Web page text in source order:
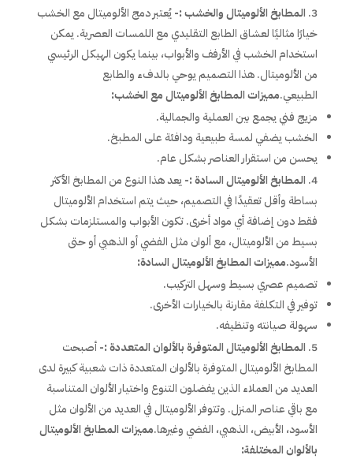
المطابخ الألوميتال والخشب :-يُعتبر دمج الألوميتال مع الخشب
خيارًا مثاليًا لعشاق الطابع التقليدي مع اللمسات العصرية. يمكن
استخدام الخشب في الأرفف والأبواب، بينما يكون الهيكل الرئيسي
من الألوميتال. هذا التصميم يوحي بالدفء والطابع
الطبيعي.مميزات المطابخ الألوميتال مع الخشب:
مزيج فني يجمع بين العملية والجمالية.
الخشب يضفي لمسة طبيعية ودافئة على المطبخ.
يحسن من استقرار العناصر بشكل عام.
المطابخ الألوميتال السادة :- يعد هذا النوع من المطابخ الأكثر
بساطة وأقل تعقيدًا في التصميم، حيث يتم استخدام الألوميتال
فقط دون إضافة أي مواد أخرى. تكون الأبواب والمستلزمات بشكل
بسيط من الألوميتال، مع ألوان مثل الفضي أو الذهبي أو حتى
الأسود.مميزات المطابخ الألوميتال السادة:
تصميم عصري بسيط وسهل التركيب.
توفير في التكلفة مقارنة بالخيارات الأخرى.
سهولة صيانته وتنظيفه.
المطابخ الألوميتال المتوفرة بالألوان المتعددة :-أصبحت
المطابخ الألوميتال المتوفرة بالألوان المتعددة ذات شعبية كبيرة لدى
العديد من العملاء الذين يفضلون التنوع واختيار الألوان المتناسبة
مع باقي عناصر المنزل. وتتوفر الألوميتال في العديد من الألوان مثل
الأسود، الأبيض، الذهبي، الفضي وغيرها.مميزات المطابخ الألوميتال
بالألوان المختلفة: